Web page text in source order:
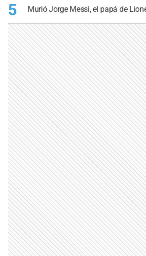
5 Murió Jorge Messi, el papá de